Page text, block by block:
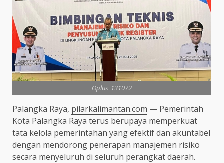
Oplus_131072
Palangka Raya, pilarkalimantan.com — Pemerintah
Kota Palangka Raya terus berupaya memperkuat
tata kelola pemerintahan yang efektif dan akuntabel
dengan mendorong penerapan manajemen risiko
secara menyeluruh di seluruh perangkat daerah.